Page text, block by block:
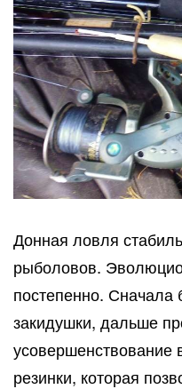
Донная ловля
рыболовов.
постепенно.
закидушки, дальше
усовершенствование
резинки, которая